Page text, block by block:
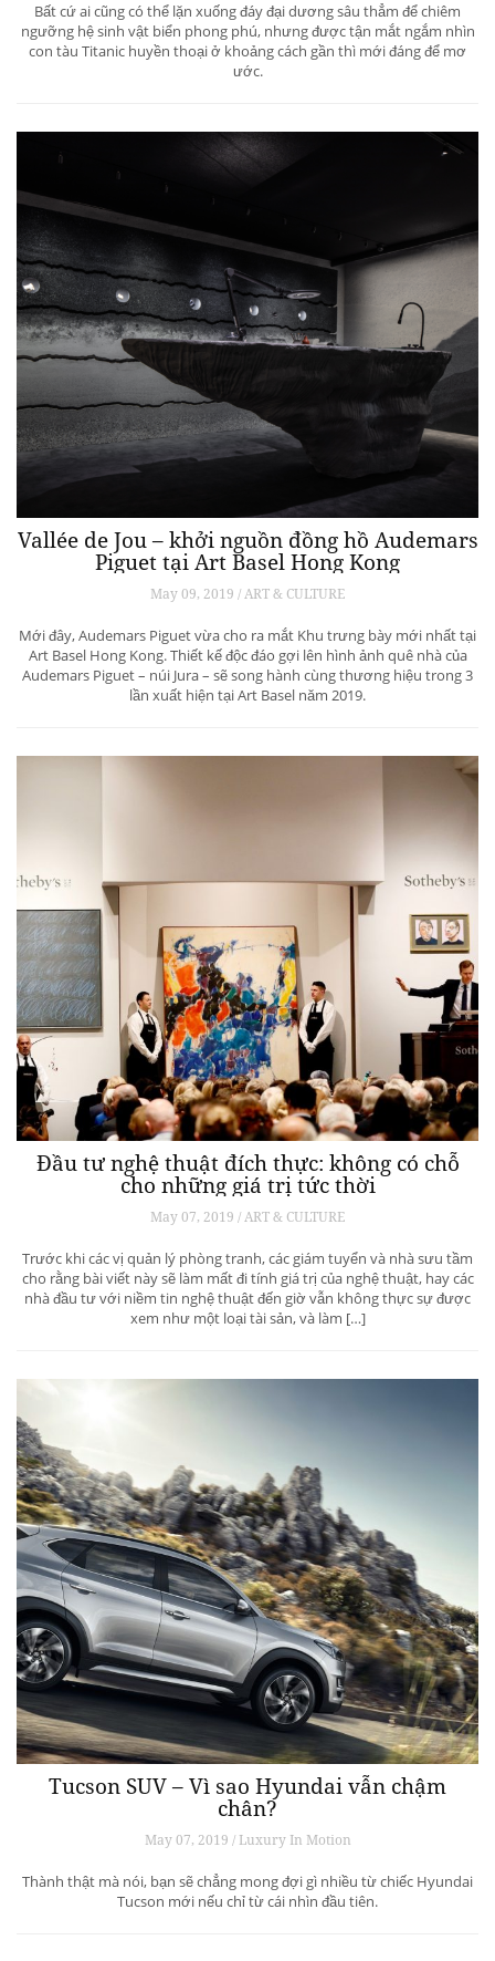
Bất cứ ai cũng có thể lặn xuống đáy đại dương sâu thẳm để chiêm
ngưỡng hệ sinh vật biển phong phú, nhưng được tận mắt ngắm nhìn
con tàu Titanic huyền thoại ở khoảng cách gần thì mới đáng để mơ
ước.
Vallée de Jou – khởi nguồn đồng hồ Audemars
Piguet tại Art Basel Hong Kong
May 09, 2019 / ART & CULTURE
Mới đây, Audemars Piguet vừa cho ra mắt Khu trưng bày mới nhất tại
Art Basel Hong Kong. Thiết kế độc đáo gợi lên hình ảnh quê nhà của
Audemars Piguet – núi Jura – sẽ song hành cùng thương hiệu trong 3
lần xuất hiện tại Art Basel năm 2019.
Đầu tư nghệ thuật đích thực: không có chỗ
cho những giá trị tức thời
May 07, 2019 / ART & CULTURE
Trước khi các vị quản lý phòng tranh, các giám tuyển và nhà sưu tầm
cho rằng bài viết này sẽ làm mất đi tính giá trị của nghệ thuật, hay các
nhà đầu tư với niềm tin nghệ thuật đến giờ vẫn không thực sự được
xem như một loại tài sản, và làm […]
Tucson SUV – Vì sao Hyundai vẫn chậm
chân?
May 07, 2019 / Luxury In Motion
Thành thật mà nói, bạn sẽ chẳng mong đợi gì nhiều từ chiếc Hyundai
Tucson mới nếu chỉ từ cái nhìn đầu tiên.